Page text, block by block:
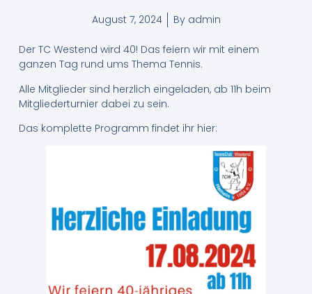
August 7, 2024 Byadmin
Der TC Westend wird 40! Das feiern wir mit einem
ganzen Tag rund ums Thema Tennis.
Alle Mitglieder sind herzlich eingeladen, ab 11h beim
Mitgliederturnier dabei zu sein.
Das komplette Programm findet ihr hier: